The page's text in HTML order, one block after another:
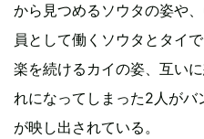
から見つめるソウタの姿や
員として働くソウタとタイ
楽を続けるカイの姿、互い
れになってしまった2人がバ
が映し出されている。